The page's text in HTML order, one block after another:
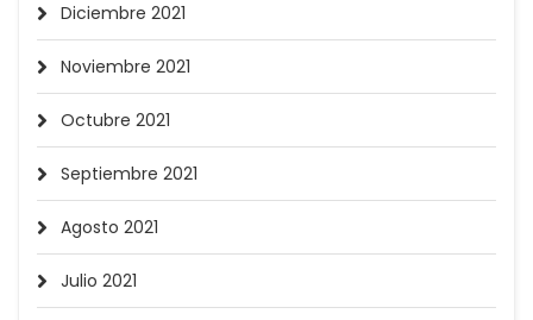
Diciembre 2021
Noviembre 2021
Octubre 2021
Septiembre 2021
Agosto 2021
Julio 2021